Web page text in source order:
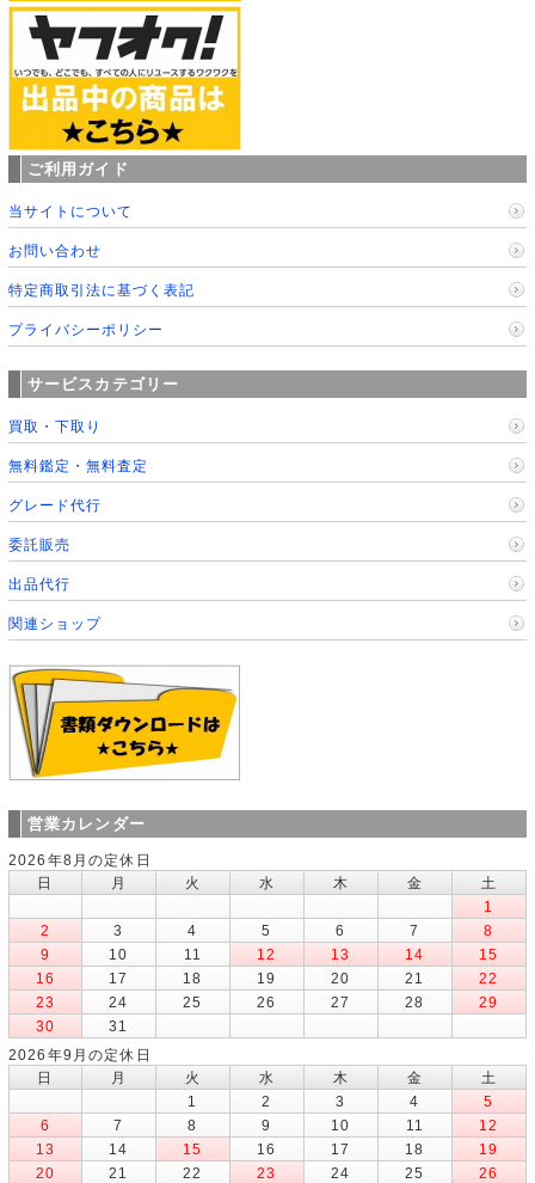
ご利用ガイド
当サイトについて
お問い合わせ
特定商取引法に基づく表記
プライバシーポリシー
サービスカテゴリー
買取・下取り
無料鑑定・無料査定
グレード代行
委託販売
出品代行
関連ショップ
営業カレンダー
2026年8月の定休日
日
月 火 水 木 金
土
1
2
3 4 5 6 7
8
9
10 11 12 13 14
15
16
17 18 19 20 21
22
23
24 25 26 27 28
29
30
31
2026年9月の定休日
日
月 火 水 木 金
土
1
2 3 4
5
6
7 8 9 10 11
12
13
14 15 16 17 18
19
20
21 22 23 24 25
26